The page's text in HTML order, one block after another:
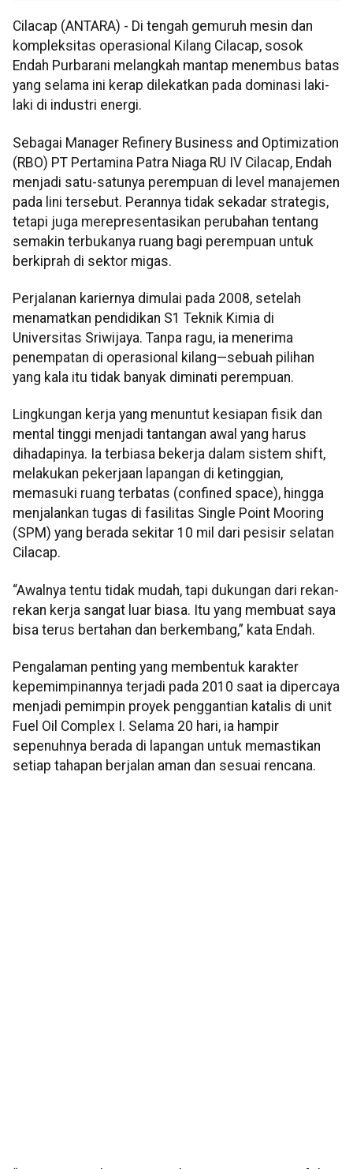
Cilacap (ANTARA) - Di tengah gemuruh mesin dan
kompleksitas operasional Kilang Cilacap, sosok
Endah Purbarani melangkah mantap menembus batas
yang selama ini kerap dilekatkan pada dominasi laki-
laki di industri energi.
Sebagai Manager Refinery Business and Optimization
(RBO) PT Pertamina Patra Niaga RU IV Cilacap, Endah
menjadi satu-satunya perempuan di level manajemen
pada lini tersebut. Perannya tidak sekadar strategis,
tetapi juga merepresentasikan perubahan tentang
semakin terbukanya ruang bagi perempuan untuk
berkiprah di sektor migas.
Perjalanan kariernya dimulai pada 2008, setelah
menamatkan pendidikan S1 Teknik Kimia di
Universitas Sriwijaya. Tanpa ragu, ia menerima
penempatan di operasional kilang—sebuah pilihan
yang kala itu tidak banyak diminati perempuan.
Lingkungan kerja yang menuntut kesiapan fisik dan
mental tinggi menjadi tantangan awal yang harus
dihadapinya. Ia terbiasa bekerja dalam sistem shift,
melakukan pekerjaan lapangan di ketinggian,
memasuki ruang terbatas (confined space), hingga
menjalankan tugas di fasilitas Single Point Mooring
(SPM) yang berada sekitar 10 mil dari pesisir selatan
Cilacap.
“Awalnya tentu tidak mudah, tapi dukungan dari rekan-
rekan kerja sangat luar biasa. Itu yang membuat saya
bisa terus bertahan dan berkembang,” kata Endah.
Pengalaman penting yang membentuk karakter
kepemimpinannya terjadi pada 2010 saat ia dipercaya
menjadi pemimpin proyek penggantian katalis di unit
Fuel Oil Complex I. Selama 20 hari, ia hampir
sepenuhnya berada di lapangan untuk memastikan
setiap tahapan berjalan aman dan sesuai rencana.